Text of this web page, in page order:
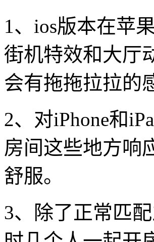
1、ios版本在苹
街机特效和大厅
会有拖拖拉拉的
2、对iPhone和
房间这些地方响
舒服。
3、除了正常匹